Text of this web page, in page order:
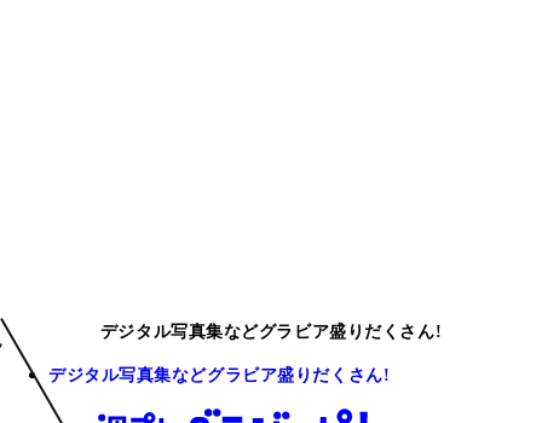
デジタル写真集などグラビア盛りだくさん!
デジタル写真集などグラビア盛りだくさん!